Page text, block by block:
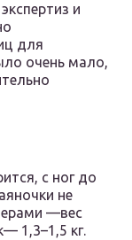
и
для
очень мало,
с ног до
не
—вес
1,3–1,5 кг.